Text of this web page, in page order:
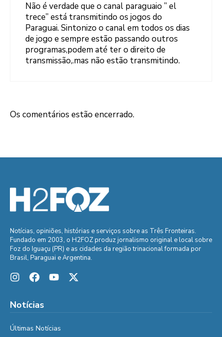
Não é verdade que o canal paraguaio ” el
trece” está transmitindo os jogos do
Paraguai. Sintonizo o canal em todos os dias
de jogo e sempre estão passando outros
programas,podem até ter o direito de
transmissão,.mas não estão transmitindo.
Os comentários estão encerrado.
Notícias, opiniões, histórias e serviços sobre as Três Fronteiras.
Fundado em 2003, o H2FOZ produz jornalismo original e local sobre
Foz do Iguaçu (PR) e as cidades da região trinacional formada por
Brasil, Paraguai e Argentina.
Notícias
Últimas Notícias